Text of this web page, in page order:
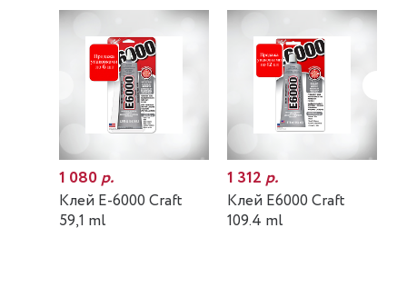
1 080р.
Клей E-6000 Craft
59,1 ml
1 312р.
Клей E6000 Craft
109.4 ml